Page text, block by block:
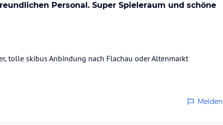
Personal. Super Spieleraum und schöne
tolle skibus Anbindung nach Flachau oder Altenmarkt
Melden